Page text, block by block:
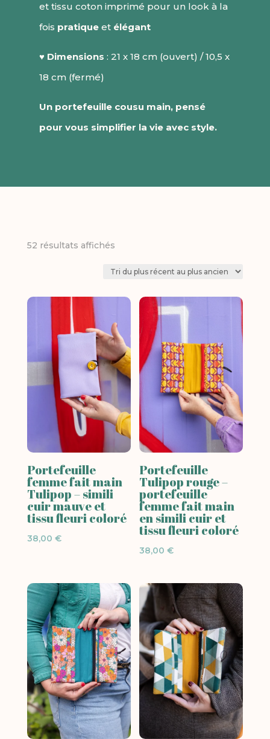
et tissu coton imprimé pour un look à la
fois pratiqueet élégant
♥ Dimensions : 21 x 18 cm (ouvert) / 10,5 x
18 cm (fermé)
Un portefeuille cousu main, pensé
pour vous simplifier la vie avec style.
52 résultats affichésTrié
récent
au
plus
ancien
Portefeuille
femme fait main
Tulipop – simili
cuir mauve et
tissu fleuri coloré
38,00 €
Portefeuille
Tulipop rouge –
portefeuille
femme fait main
en simili cuir et
tissu fleuri coloré
38,00€